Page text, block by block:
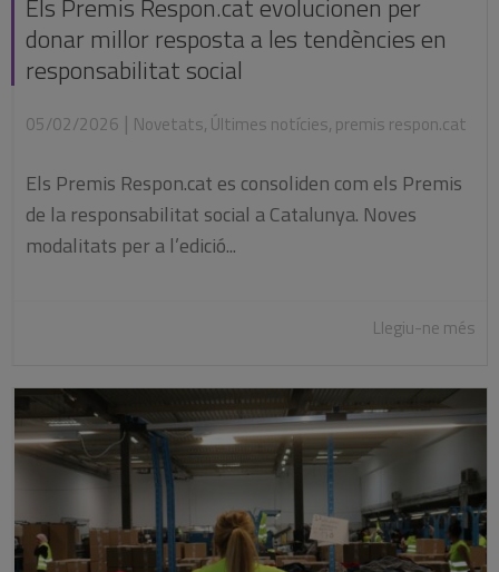
donar millor resposta a les tendències en
responsabilitat social
05/02/2026 | Novetats, Últimes notícies, premis respon.cat
Els Premis Respon.cat es consoliden com els Premis
de la responsabilitat social a Catalunya. Noves
modalitats per a l’edició...
Llegiu-ne més